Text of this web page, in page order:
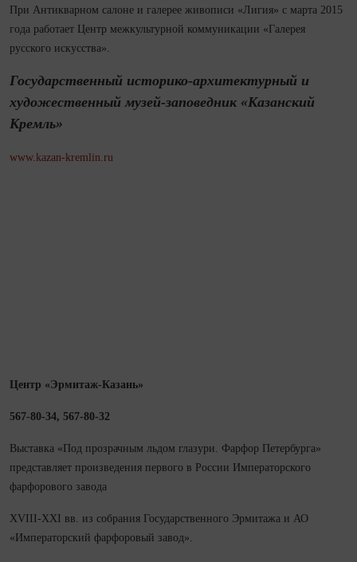
При Антикварном салоне и галерее живописи «Лигия» с марта 2015
года работает Центр межкультурной коммуникации «Галерея
русского искусства».
Государственный историко-архитектурный и
художественный музей-заповедник «Казанский
Кремль»
www.kazan-kremlin.ru
Центр «Эрмитаж-Казань»
567-80-34, 567-80-32
Выставка «Под прозрачным льдом глазури. Фарфор Петербурга»
представляет произведения первого в России Императорского
фарфорового завода
XVIII-XXI вв. из собрания Государственного Эрмитажа и АО
«Императорский фарфоровый завод».